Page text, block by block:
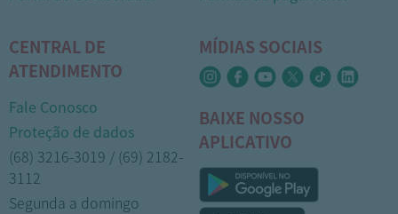
CENTRAL DE
ATENDIMENTO
Fale Conosco
Proteção de dados
(68) 3216-3019 / (69) 2182-
3112
Segunda a domingo
MÍDIAS SOCIAIS
BAIXE NOSSO
APLICATIVO